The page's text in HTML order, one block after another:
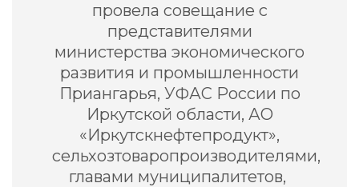
провела совещание с
представителями
министерства экономического
развития и промышленности
Приангарья, УФАС России по
Иркутской области, АО
«Иркутскнефтепродукт»,
сельхозтоваропроизводителями,
главами муниципалитетов,